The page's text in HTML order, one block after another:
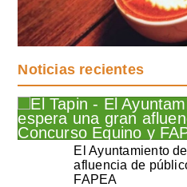
Noticias recientes
El Ayuntamiento
afluencia de
FAPEA